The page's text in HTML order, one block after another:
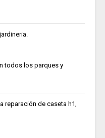
todos los parques y
reparación de caseta h1,